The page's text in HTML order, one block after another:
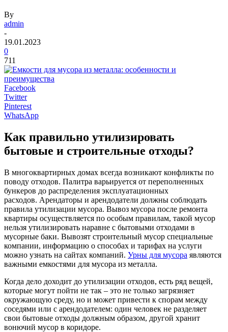
By
admin
-
19.01.2023
0
711
Facebook
Twitter
Pinterest
WhatsApp
Как правильно утилизировать
бытовые и строительные отходы?
В многоквартирных домах всегда возникают конфликты по
поводу отходов. Палитра варьируется от переполненных
бункеров до распределения эксплуатационных
расходов. Арендаторы и арендодатели должны соблюдать
правила утилизации мусора. Вывоз мусора после ремонта
квартиры осуществляется по особым правилам, такой мусор
нельзя утилизировать наравне с бытовыми отходами в
мусорные баки. Вывозят строительный мусор специальные
компании, информацию о способах и тарифах на услуги
можно узнать на сайтах компаний. Урны для мусора являются
важными емкостями для мусора из металла.
Когда дело доходит до утилизации отходов, есть ряд вещей,
которые могут пойти не так – это не только загрязняет
окружающую среду, но и может привести к спорам между
соседями или с арендодателем: один человек не разделяет
свои бытовые отходы должным образом, другой хранит
вонючий мусор в коридоре.